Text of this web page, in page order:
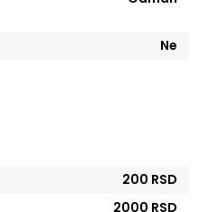
Ne
200 RSD
2000 RSD